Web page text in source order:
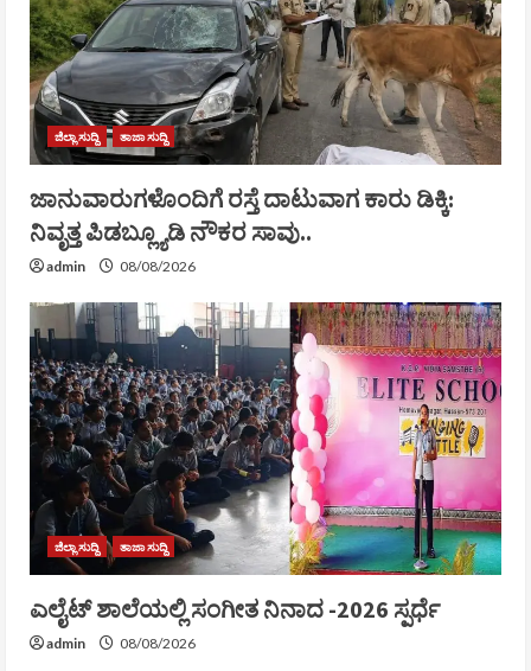
ಜಿಲ್ಲಾ ಸುದ್ದಿ ತಾಜಾ ಸುದ್ದಿ
ಜಾನುವಾರುಗಳೊಂದಿಗೆ ರಸ್ತೆ ದಾಟುವಾಗ ಕಾರು ಡಿಕ್ಕಿ:
ನಿವೃತ್ತ ಪಿಡಬ್ಲ್ಯೂಡಿ ನೌಕರ ಸಾವು..
admin 08/08/2026
ಜಿಲ್ಲಾ ಸುದ್ದಿ ತಾಜಾ ಸುದ್ದಿ
ಎಲೈಟ್ ಶಾಲೆಯಲ್ಲಿ ಸಂಗೀತ ನಿನಾದ -2026 ಸ್ಪರ್ಧೆ
admin 08/08/2026